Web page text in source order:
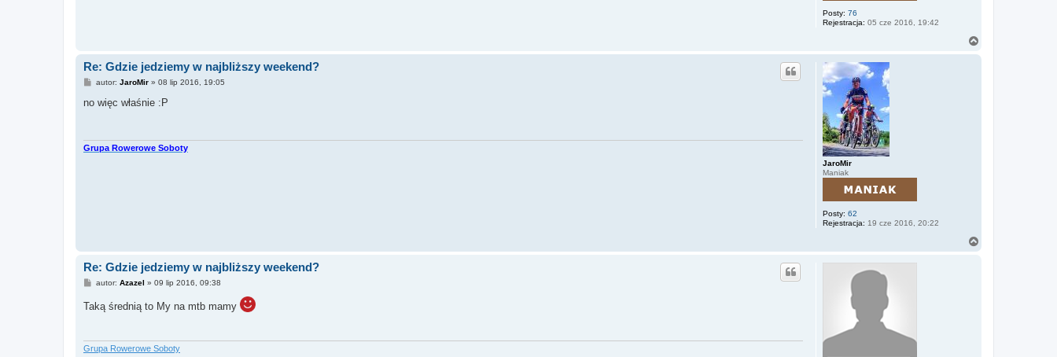
Posty: 76
Rejestracja: 05 cze 2016, 19:42
JaroMir
Maniak
Posty: 62
Rejestracja: 19 cze 2016, 20:22
Re: Gdzie jedziemy w najbliższy weekend?
P
s
autor: JaroMir» 08 lip 2016, 19:05
no więc właśnie :P
Grupa Rowerowe Soboty
Re: Gdzie jedziemy w najbliższy weekend?
P
s
t
autor: Azazel » 09 lip 2016, 09:38
Taką średnią to My na mtb mamy
Grupa Rowerowe Soboty